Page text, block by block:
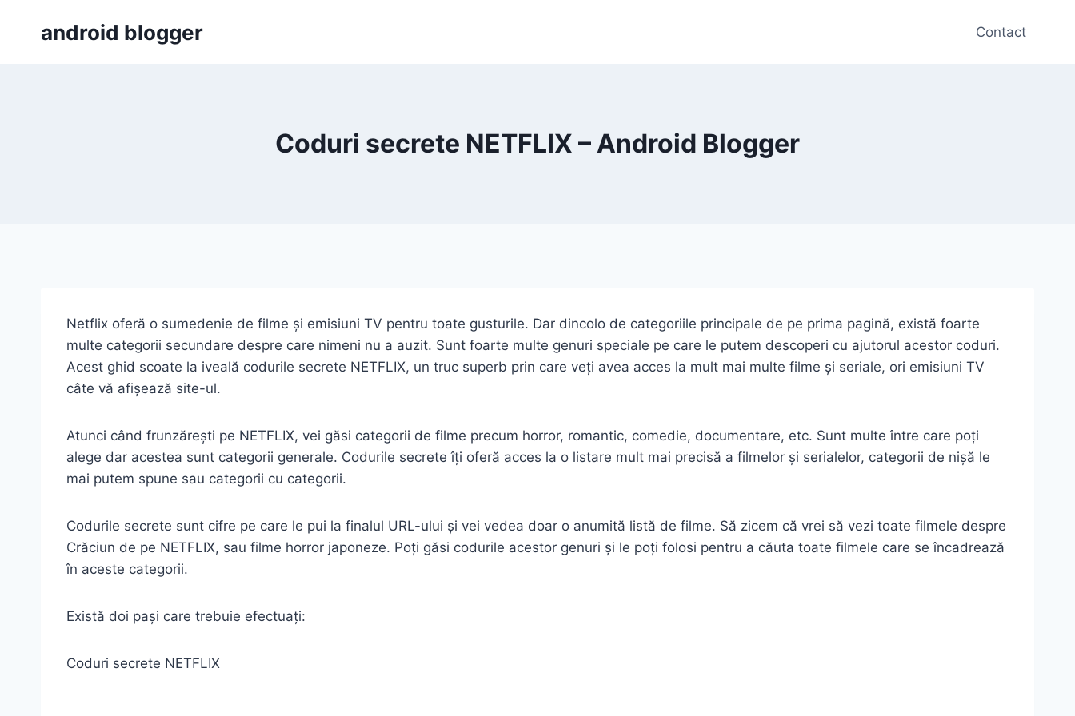
android blogger Contact
Coduri secrete NETFLIX – Android Blogger
Netflix oferă o sumedenie de filme și emisiuni TV pentru toate gusturile. Dar dincolo de categoriile principale de pe prima pagină, există foarte
multe categorii secundare despre care nimeni nu a auzit. Sunt foarte multe genuri speciale pe care le putem descoperi cu ajutorul acestor coduri.
Acest ghid scoate la iveală codurile secrete NETFLIX, un truc superb prin care veți avea acces la mult mai multe filme și seriale, ori emisiuni TV
câte vă afișează site-ul.
Atunci când frunzărești pe NETFLIX, vei găsi categorii de filme precum horror, romantic, comedie, documentare, etc. Sunt multe între care poți
alege dar acestea sunt categorii generale. Codurile secrete îți oferă acces la o listare mult mai precisă a filmelor și serialelor, categorii de nișă le
mai putem spune sau categorii cu categorii.
Codurile secrete sunt cifre pe care le pui la finalul URL-ului și vei vedea doar o anumită listă de filme. Să zicem că vrei să vezi toate filmele despre
Crăciun de pe NETFLIX, sau filme horror japoneze. Poți găsi codurile acestor genuri și le poți folosi pentru a căuta toate filmele care se încadrează
în aceste categorii.
Există doi pași care trebuie efectuați:
Coduri secrete NETFLIX